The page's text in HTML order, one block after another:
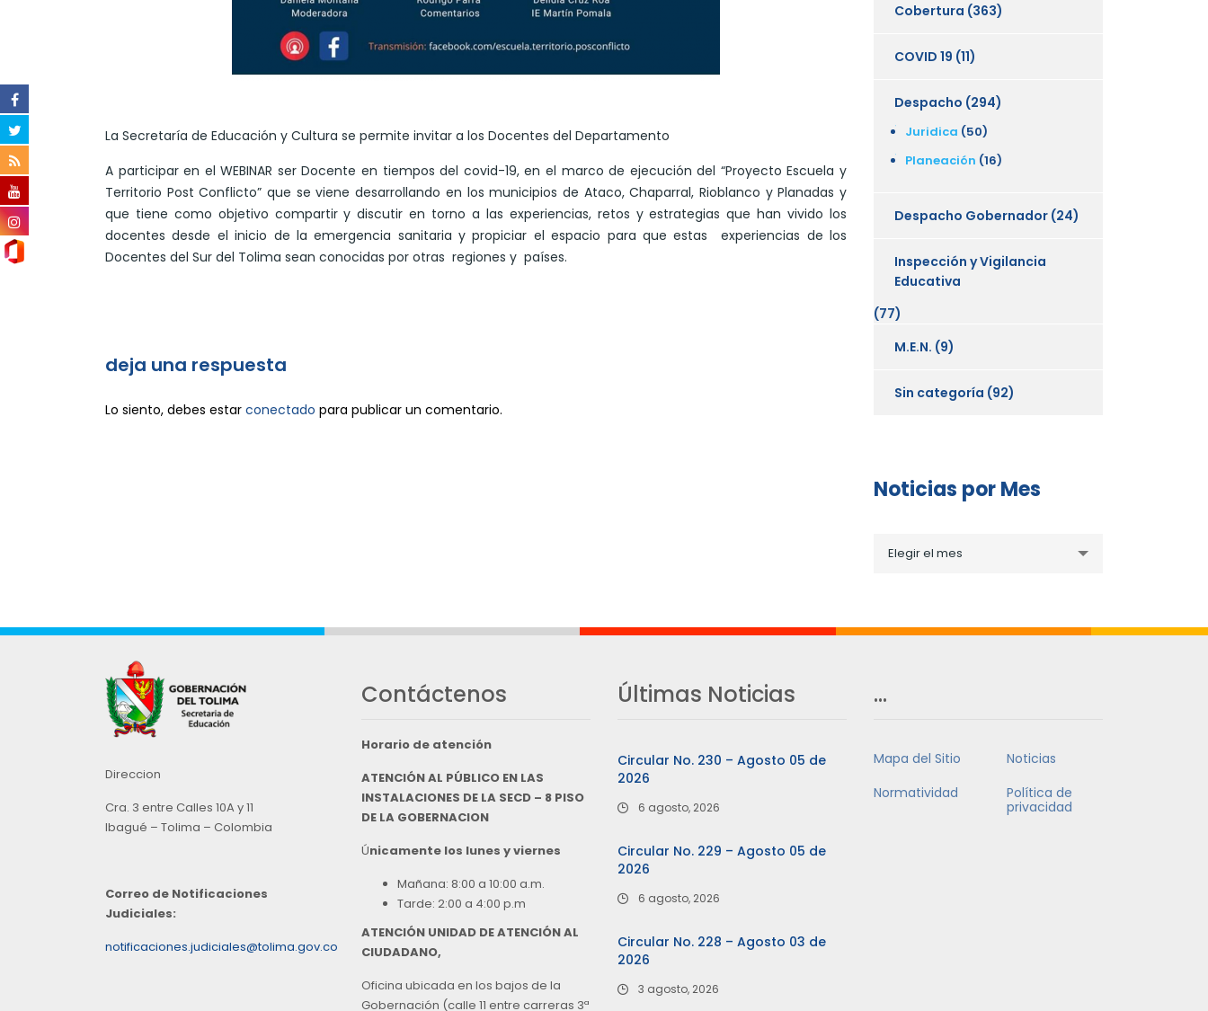
La Secretaría de Educación y Cultura se permite invitar a los Docentes del Departamento
A participar en el WEBINAR ser Docente en tiempos del covid-19, en el marco de ejecución del “Proyecto Escuela y
Territorio Post Conflicto” que se viene desarrollando en los municipios de Ataco, Chaparral, Rioblanco y Planadas y
que tiene como objetivo compartir y discutir en torno a las experiencias, retos y estrategias que han vivido los
docentes desde el inicio de la emergencia sanitaria y propiciar el espacio para que estas experiencias de los
Docentes del Sur del Tolima sean conocidas por otras regiones y países.
deja una respuesta
Lo siento, debes estar conectado para publicar un comentario.
Cobertura (363)
COVID 19 (11)
Despacho (294)
Juridica (50)
Planeación (16)
Despacho Gobernador (24)
Inspección y Vigilancia
Educativa
(77)
M.E.N. (9)
Sin categoría (92)
Noticias por Mes
porElegir el mes
Direccion
Cra. 3 entre Calles 10A y 11
Ibagué – Tolima – Colombia
Correo de Notificaciones
Judiciales:
notificaciones.judiciales@tolima.gov.co
Contáctenos
Horario de atención
ATENCIÓN AL PÚBLICO EN LAS
INSTALACIONES DE LA SECD – 8 PISO
DE LA GOBERNACION
Únicamente los lunes y viernes
Mañana: 8:00 a 10:00 a.m.
Tarde: 2:00 a 4:00 p.m
ATENCIÓN UNIDAD DE ATENCIÓN AL
CIUDADANO,
Oficina ubicada en los bajos de la
Gobernación (calle 11 entre carreras 3ª
Últimas Noticias
Circular No. 230 – Agosto 05 de
2026
6 agosto, 2026
Circular No. 229 – Agosto 05 de
2026
6 agosto, 2026
Circular No. 228 – Agosto 03 de
2026
3 agosto, 2026
…
Mapa del Sitio
Noticias
Normatividad
Política de
privacidad